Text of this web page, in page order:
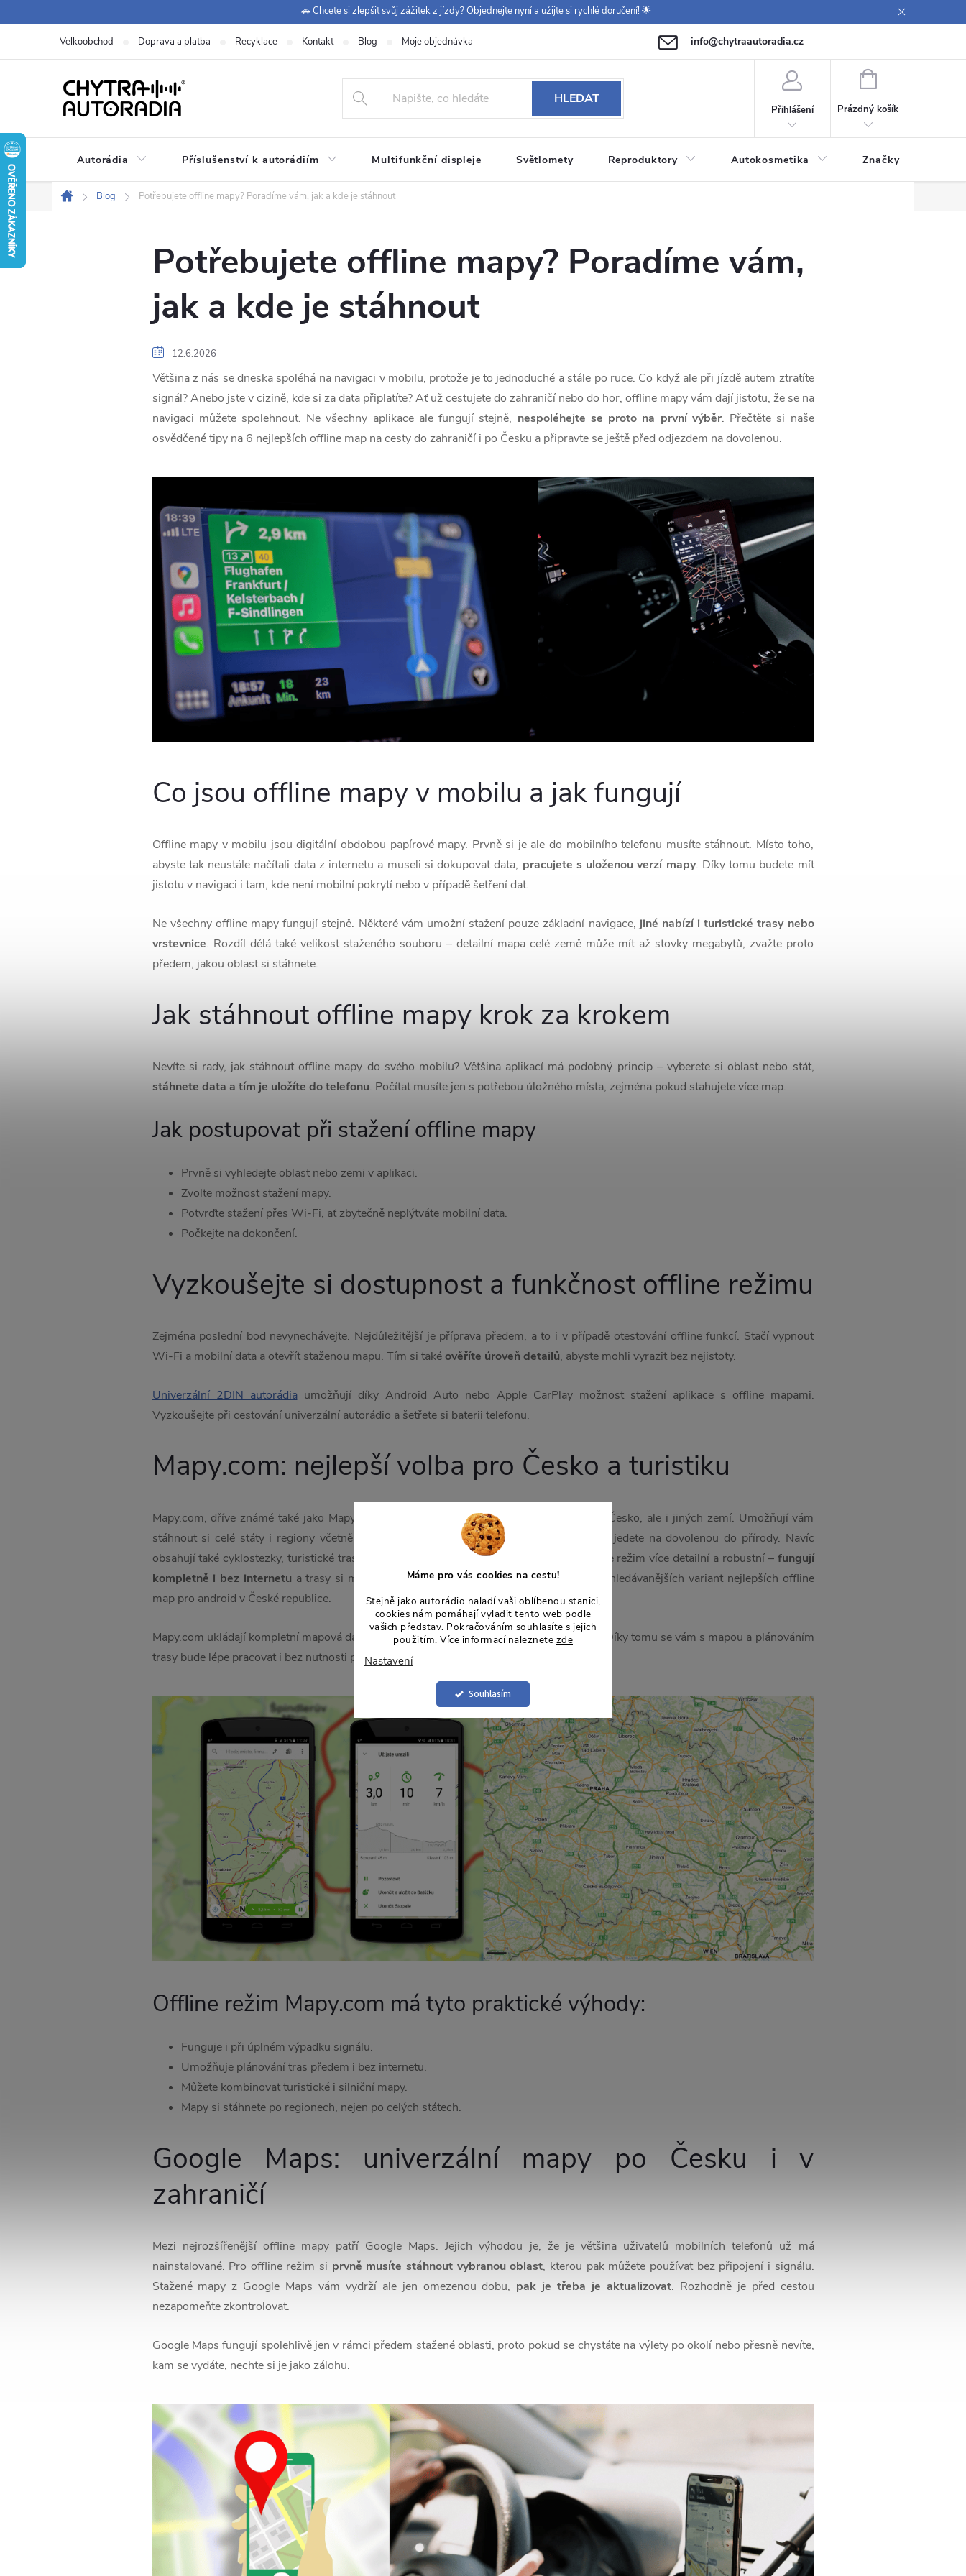
Máme pro vás cookies na cestu!
Stejně jako autorádio naladí vaši oblíbenou stanici,
cookies nám pomáhají vyladit tento web podle
vašich představ. Pokračováním souhlasíte s jejich
použitím. Více informací naleznete zde
Nastavení
Souhlasím
na
🚗 Chcete si zlepšit svůj zážitek z jízdy? Objednejte nyní a užijte si rychlé doručení! 🌟
+420 771 149 411 (Po-Pá 09:00-12:00, 12:30-14:00)
info@chytraautoradia.cz
Velkoobchod Doprava a platba Recyklace Kontakt Blog Moje objednávka
HLEDAT
Přihlášení
NÁKUPNÍ
Prázdný košík
Autorádia Příslušenství k autorádiím Multifunkční displeje Světlomety Reproduktory Autokosmetika Značky
Domů
Blog Potřebujete offline mapy? Poradíme vám, jak a kde je stáhnout
Potřebujete offline mapy? Poradíme vám,
jak a kde je stáhnout
12.6.2026
Většina z nás se dneska spoléhá na navigaci v mobilu, protože je to jednoduché a stále po ruce. Co když ale při jízdě autem ztratíte
signál? Anebo jste v cizině, kde si za data připlatíte? Ať už cestujete do zahraničí nebo do hor, offline mapy vám dají jistotu, že se na
navigaci můžete spolehnout. Ne všechny aplikace ale fungují stejně, nespoléhejte se proto na první výběr. Přečtěte si naše
osvědčené tipy na 6 nejlepších offline map na cesty do zahraničí i po Česku a připravte se ještě před odjezdem na dovolenou.
Co jsou offline mapy v mobilu a jak fungují
Offline mapy v mobilu jsou digitální obdobou papírové mapy. Prvně si je ale do mobilního telefonu musíte stáhnout. Místo toho,
abyste tak neustále načítali data z internetu a museli si dokupovat data, pracujete s uloženou verzí mapy. Díky tomu budete mít
jistotu v navigaci i tam, kde není mobilní pokrytí nebo v případě šetření dat.
Ne všechny offline mapy fungují stejně. Některé vám umožní stažení pouze základní navigace, jiné nabízí i turistické trasy nebo
vrstevnice. Rozdíl dělá také velikost staženého souboru – detailní mapa celé země může mít až stovky megabytů, zvažte proto
předem, jakou oblast si stáhnete.
Jak stáhnout offline mapy krok za krokem
Nevíte si rady, jak stáhnout offline mapy do svého mobilu? Většina aplikací má podobný princip – vyberete si oblast nebo stát,
stáhnete data a tím je uložíte do telefonu. Počítat musíte jen s potřebou úložného místa, zejména pokud stahujete více map.
Jak postupovat při stažení offline mapy
Prvně si vyhledejte oblast nebo zemi v aplikaci.
Zvolte možnost stažení mapy.
Potvrďte stažení přes Wi-Fi, ať zbytečně neplýtváte mobilní data.
Počkejte na dokončení.
Vyzkoušejte si dostupnost a funkčnost offline režimu
Zejména poslední bod nevynechávejte. Nejdůležitější je příprava předem, a to i v případě otestování offline funkcí. Stačí vypnout
Wi-Fi a mobilní data a otevřít staženou mapu. Tím si takéověříte úroveň detailů, abyste mohli vyrazit bez nejistoty.
Univerzální 2DIN autorádiaumožňují díky Android Auto nebo Apple CarPlay možnost stažení aplikace s offline mapami.
Vyzkoušejte při cestování univerzální autorádio a šetřete si baterii telefonu.
Mapy.com: nejlepší volba pro Česko a turistiku
Mapy.com, dříve známé také jako Mapy.cz, jsou skvělé pro detailní zobrazení mapy pro Česko, ale i jiných zemí. Umožňují vám
stáhnout si celé státy i regiony včetně turistických tras, což se vám bude hodit, pokud jedete na dovolenou do přírody. Navíc
obsahují také cyklostezky, turistické trasy a převýšení. Oproti jiným mapám je jejich offline režim více detailní a robustní – fungují
kompletně i bez internetu a trasy si můžete také naplánovat. Jsou proto jednou z nejvyhledávanějších variant nejlepších offline
map pro android v České republice.
Mapy.com ukládají kompletní mapová data, a to včetně vrstev, ne jen jako vizuální náhled. Díky tomu se vám s mapou a plánováním
trasy bude lépe pracovat i bez nutnosti připojení.
Offline režim Mapy.com má tyto praktické výhody:
Funguje i při úplném výpadku signálu.
Umožňuje plánování tras předem i bez internetu.
Můžete kombinovat turistické i silniční mapy.
Mapy si stáhnete po regionech, nejen po celých státech.
Google Maps: univerzální mapy po Česku i v
zahraničí
Mezi nejrozšířenější offline mapy patří Google Maps. Jejich výhodou je, že je většina uživatelů mobilních telefonů už má
nainstalované. Pro offline režim si prvně musíte stáhnout vybranou oblast, kterou pak můžete používat bez připojení i signálu.
Stažené mapy z Google Maps vám vydrží ale jen omezenou dobu, pak je třeba je aktualizovat. Rozhodně je před cestou
nezapomeňte zkontrolovat.
Google Maps fungují spolehlivě jen v rámci předem stažené oblasti, proto pokud se chystáte na výlety po okolí nebo přesně nevíte,
kam se vydáte, nechte si je jako zálohu.